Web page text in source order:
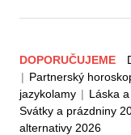
DOPORUČUJEME
| Partnerský
jazykolamy | Láska
Svátky a prázdniny
alternativy 2026